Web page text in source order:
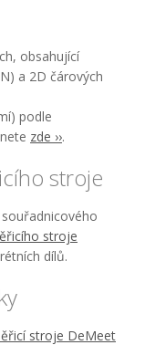
obsahující
a 2D čárových
podle
zde ››.
stroje
stroje
dílů.
stroje DeMeet